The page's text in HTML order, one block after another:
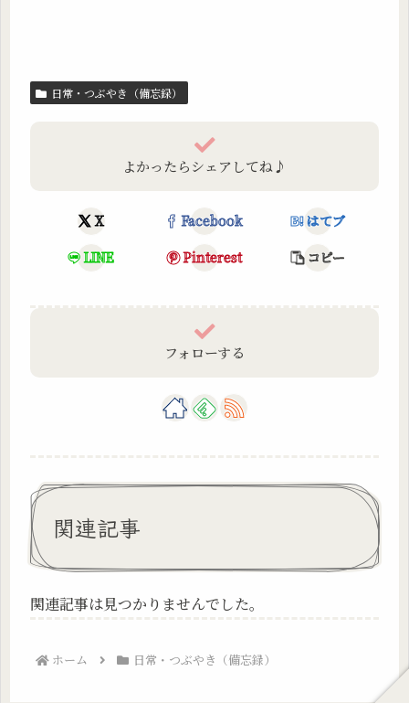
日常・つぶやき（備忘録）
よかったらシェアしてね♪
X Facebook
はてブ
LINE
Pinterest コピー
フォローする
関連記事
関連記事は見つかりませんでした。
ホーム 日常・つぶやき（備忘録）